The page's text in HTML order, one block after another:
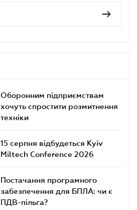
Оборонним підприємствам
хочуть спростити розмитнення
техніки
15 серпня відбудеться Kyiv
Miltech Conference 2026
Постачання програмного
забезпечення для БПЛА: чи є
ПДВ-пільга?